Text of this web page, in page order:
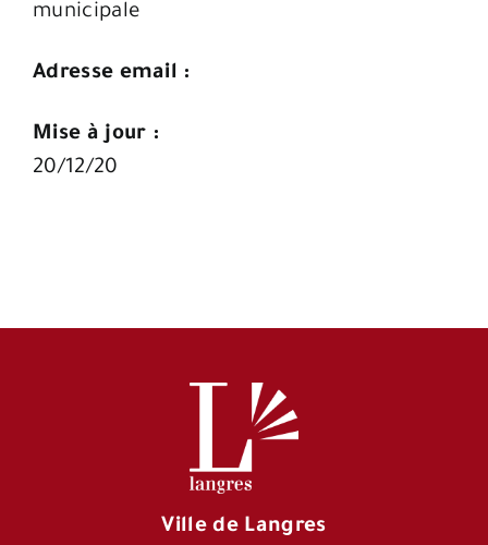
municipale
Adresse email :
Mise à jour :
20/12/20
Ville de Langres